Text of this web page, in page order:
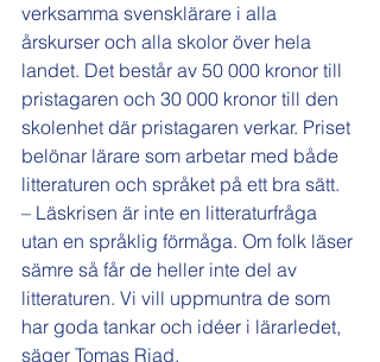
verksamma svensklärare i alla
årskurser och alla skolor över hela
landet. Det består av 50 000 kronor till
pristagaren och 30 000 kronor till den
skolenhet där pristagaren verkar. Priset
belönar lärare som arbetar med både
litteraturen och språket på ett bra sätt.
– Läskrisen är inte en litteraturfråga
utan en språklig förmåga. Om folk läser
sämre så får de heller inte del av
litteraturen. Vi vill uppmuntra de som
har goda tankar och idéer i lärarledet,
säger Tomas Riad.